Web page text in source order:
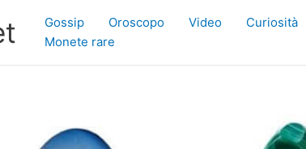
Gossip Oroscopo Video Curiosità
Monete rare